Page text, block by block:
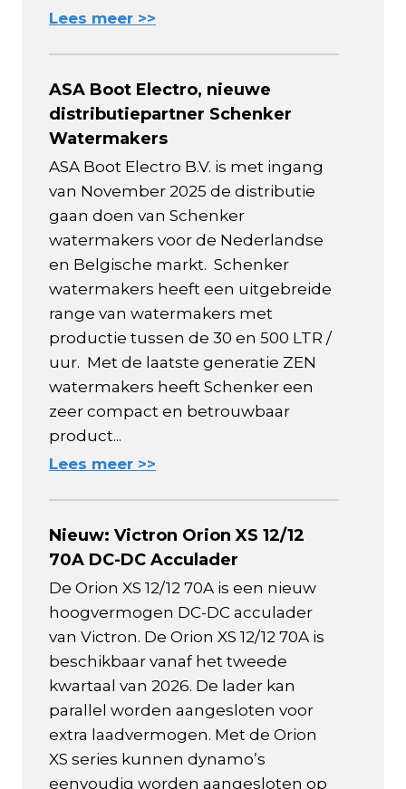
Lees meer >>
ASA Boot Electro, nieuwe
distributiepartner Schenker
Watermakers
ASA Boot Electro B.V. is met ingang
van November 2025 de distributie
gaan doen van Schenker
watermakers voor de Nederlandse
en Belgische markt. Schenker
watermakers heeft een uitgebreide
range van watermakers met
productie tussen de 30 en 500 LTR /
uur. Met de laatste generatie ZEN
watermakers heeft Schenker een
zeer compact en betrouwbaar
product...
Lees meer >>
Nieuw: Victron Orion XS 12/12
70A DC-DC Acculader
De Orion XS 12/12 70A is een nieuw
hoogvermogen DC-DC acculader
van Victron. De Orion XS 12/12 70A is
beschikbaar vanaf het tweede
kwartaal van 2026. De lader kan
parallel worden aangesloten voor
extra laadvermogen. Met de Orion
XS series kunnen dynamo’s
eenvoudig worden aangesloten op